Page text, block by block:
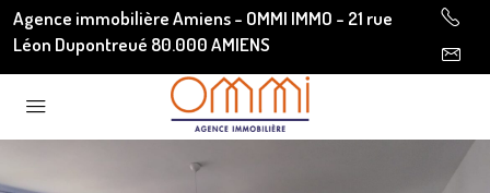
Agence immobilière Amiens - OMMI IMMO - 21 rue
Léon Dupontreué 80.000 AMIENS